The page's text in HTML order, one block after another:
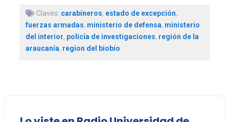
Claves: carabineros, estado de excepción,
fuerzas armadas, ministerio de defensa, ministerio
del interior, policía de investigaciones, región de la
araucanía, region del biobío